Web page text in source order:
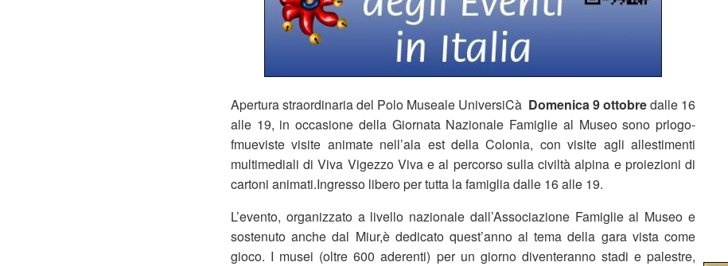
Apertura straordinaria del Polo Museale UniversiCà Domenica 9 ottobredalle 16
alle 19, in occasione della Giornata Nazionale Famiglie al Museo sono prlogo-
fmueviste visite animate nell’ala est della Colonia, con visite agli allestimenti
multimediali di Viva Vigezzo Viva e al percorso sulla civiltà alpina e proiezioni di
cartoni animati.Ingresso libero per tutta la famiglia dalle 16 alle 19.
L’evento, organizzato a livello nazionale dall’Associazione Famiglie al Museo e
sostenuto anche dal Miur,è dedicato quest’anno al tema della gara vista come
gioco. I musei (oltre 600 aderenti) per un giorno diventeranno stadi e palestre,